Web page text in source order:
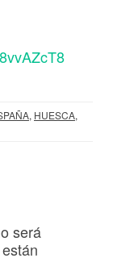
, HUESCA,
será